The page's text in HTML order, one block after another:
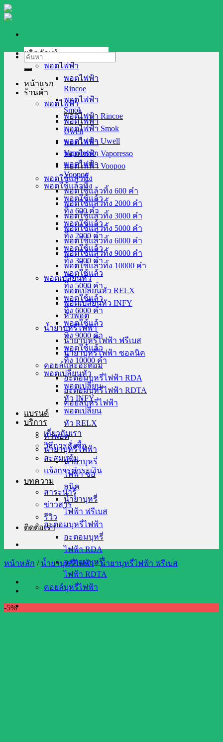
Skip
to
ผลิตภัณฑ์
พอตไฟฟ้า
พอตไฟฟ้า
Rincoe
พอตไฟฟ้า
Smok
พอตไฟฟ้า
Uwell
พอตไฟฟ้า
Vaporesso
พอตไฟฟ้า
Voopoo
พอตใช้แล้วทิ้ง
พอตใช้แล้ว
ทิ้ง 600 คำ
พอตใช้แล้ว
ทิ้ง 2000 คำ
พอตใช้แล้ว
ทิ้ง 3000 คำ
พอตใช้แล้ว
ทิ้ง 5000 คำ
พอตใช้แล้ว
ทิ้ง 6000 คำ
พอตใช้แล้ว
ทิ้ง 9000 คำ
พอตใช้แล้ว
ทิ้ง 10000 คำ
พอตเปลี่ยนหัว
พอตเปลี่ยน
หัว INFY
พอตเปลี่ยน
หัว RELX
หัวพอต
น้ำยาบุหรี่ไฟฟ้า
น้ำยาบุหรี่
ไฟฟ้า ซอ
ลนิค
น้ำยาบุหรี่
ไฟฟ้า ฟรีเบส
อะตอมบุหรี่ไฟฟ้า
อะตอมบุหรี่
ไฟฟ้า RDA
อะตอมบุหรี่
ไฟฟ้า RDTA
คอยล์บุหรี่ไฟฟ้า
ค้นหา:
หน้าแรก
ร้านค้า
พอตไฟฟ้า
พอตไฟฟ้า Rincoe
พอตไฟฟ้า Smok
พอตไฟฟ้า Uwell
พอตไฟฟ้า Vaporesso
พอตไฟฟ้า Voopoo
พอตใช้แล้วทิ้ง
พอตใช้แล้วทิ้ง 600 คำ
พอตใช้แล้วทิ้ง 2000 คำ
พอตใช้แล้วทิ้ง 3000 คำ
พอตใช้แล้วทิ้ง 5000 คำ
พอตใช้แล้วทิ้ง 6000 คำ
พอตใช้แล้วทิ้ง 9000 คำ
พอตใช้แล้วทิ้ง 10000 คำ
พอตเปลี่ยนหัว
พอตเปลี่ยนหัว RELX
พอตเปลี่ยนหัว INFY
หัวพอต
น้ำยาบุหรี่ไฟฟ้า
น้ำยาบุหรี่ไฟฟ้า ฟรีเบส
น้ำยาบุหรี่ไฟฟ้า ซอลนิค
คอยล์และอะตอม
อะตอมบุหรี่ไฟฟ้า RDA
อะตอมบุหรี่ไฟฟ้า RDTA
คอยล์บุหรี่ไฟฟ้า
แบรนด์
บริการ
เกี่ยวกับเรา
วิธีการสั่งซื้อ
สะสมแต้ม
แจ้งการชำระเงิน
บทความ
สาระน่ารู้
ข่าวสาร
รีวิว
ติดต่อเรา
หน้าหลัก / น้ำยาบุหรี่ไฟฟ้า / น้ำยาบุหรี่ไฟฟ้า ฟรีเบส
-5%